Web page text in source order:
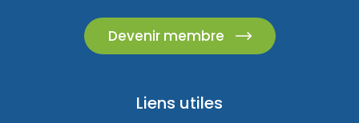
Devenir membre
Liens utiles